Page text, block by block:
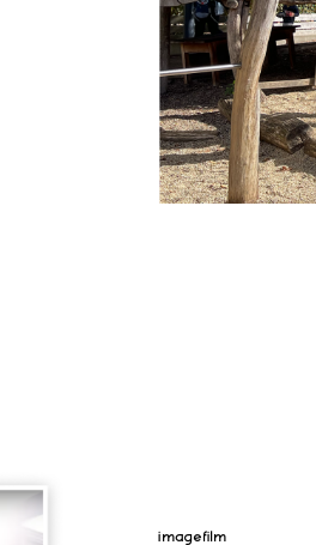
imagefilm